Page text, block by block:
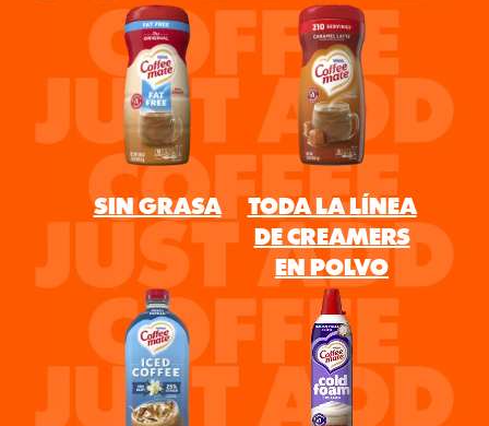
SIN GRASA
TODA LA LÍNEA
DE CREAMERS
EN POLVO